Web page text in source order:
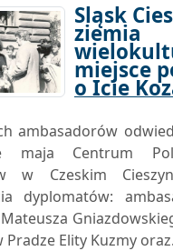
Śląsk
ziemia
miejsce
o Icie
ambasadorów
maja Centrum
w Czeskim
dyplomatów:
Pradze Elity Kuzmy